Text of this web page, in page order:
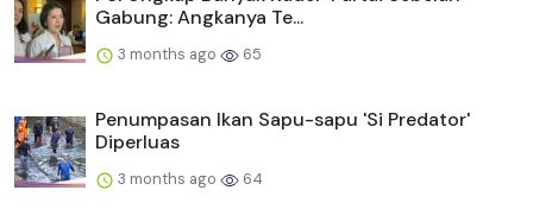
Gabung: Angkanya Te...
3 months ago 65
Penumpasan Ikan Sapu-sapu 'Si Predator'
Diperluas
3 months ago 64